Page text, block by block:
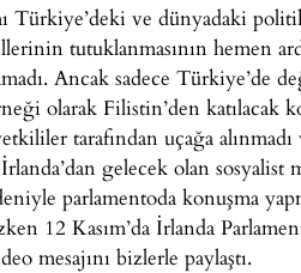
Türkiye’deki ve dünyadaki
tutuklanmasının hemen
Ancak sadece Türkiye’de
olarak Filistin’den katılacak
tarafından uçağa alınmadı
gelecek olan
parlamentoda konuşma
12 Kasım’da İrlanda
mesajını bizlerle paylaştı.